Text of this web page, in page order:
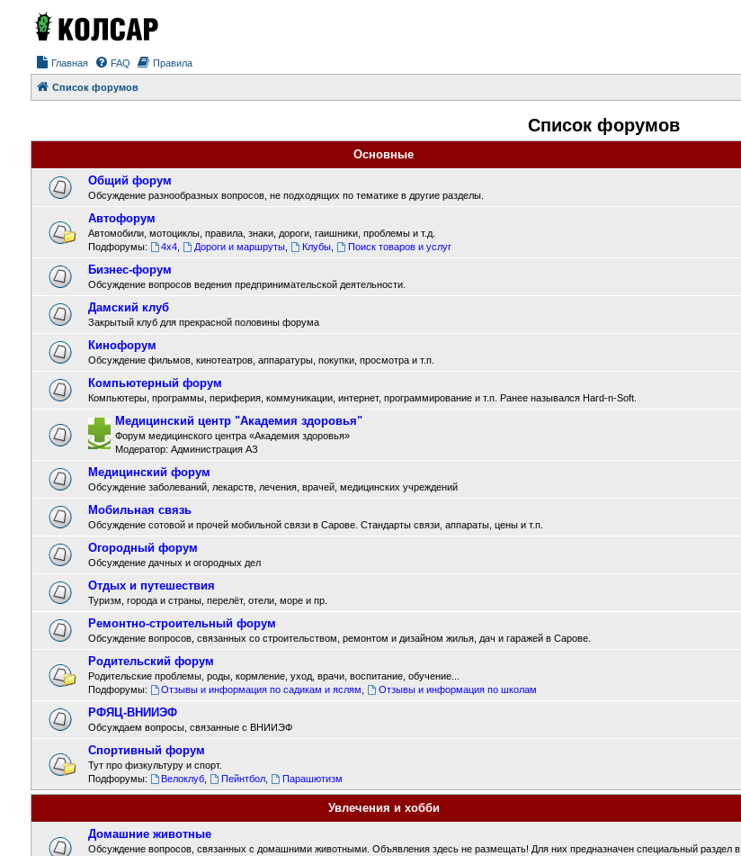
Главная FAQ Правила
Список форумов
Список форумов
Основные
Общий форум
Обсуждение разнообразных вопросов, не подходящих по тематике в другие разделы.
Автофорум
Автомобили, мотоциклы, правила, знаки, дороги, гаишники, проблемы и т.д.
Подфорумы:
4x4 Дороги и маршруты Клубы Поиск товаров и услуг
Бизнес-форум
Обсуждение вопросов ведения предпринимательской деятельности.
Дамский клуб
Закрытый клуб для прекрасной половины форума
Кинофорум
Обсуждение фильмов, кинотеатров, аппаратуры, покупки, просмотра и т.п.
Компьютерный форум
Компьютеры, программы, периферия, коммуникации, интернет, программирование и т.п. Ранее назывался Hard-n-Soft.
Медицинский центр "Академия здоровья"
Форум медицинского центра «Академия здоровья»
Модератор: Администрация АЗ
Медицинский форум
Обсуждение заболеваний, лекарств, лечения, врачей, медицинских учреждений
Мобильная связь
Обсуждение сотовой и прочей мобильной связи в Сарове. Стандарты связи, аппараты, цены и т.п.
Огородный форум
Обсуждение дачных и огородных дел
Отдых и путешествия
Туризм, города и страны, перелёт, отели, море и пр.
Ремонтно-строительный форум
Обсуждение вопросов, связанных со строительством, ремонтом и дизайном жилья, дач и гаражей в Сарове.
Родительский форум
Родительские проблемы, роды, кормление, уход, врачи, воспитание, обучение...
Подфорумы:
Отзывы и информация по садикам и яслям Отзывы и информация по школам
РФЯЦ-ВНИИЭФ
Обсуждаем вопросы, связанные с ВНИИЭФ
Спортивный форум
Тут про физкультуру и спорт.
Подфорумы:
Велоклуб Пейнтбол Парашютизм
Увлечения и хобби
Домашние животные
Обсуждение вопросов, связанных с домашними животными. Объявления здесь не размещать! Для них предназначен специальный раздел в